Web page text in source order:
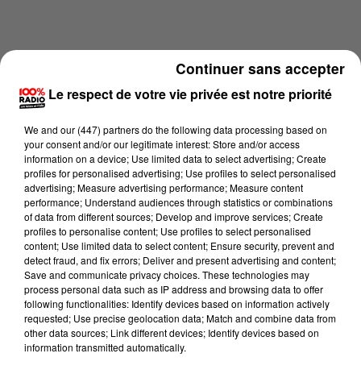
Lecture (4 min 13 sec)
100%
100% Radio les infos du Comminges
Le respect de votre vie privée est notre priorité
We and our (447) partnersdo the following data processing based on
your consent and/or our legitimate interest: Store and/or access
information on a device; Use limited data to select advertising; Create
profiles for personalised advertising; Use profiles to select personalised
advertising; Measure advertising performance; Measure content
performance; Understand audiences through statistics or combinations
of data from different sources; Develop and improve services; Create
profiles to personalise content; Use profiles to select personalised
content; Use limited data to select content; Ensure security, prevent and
detect fraud, and fix errors; Deliver and present advertising and content;
Save and communicate privacy choices. These technologies may
process personal data such as IP address and browsing data to offer
following functionalities: Identify devices based on information actively
requested; Use precise geolocation data; Match and combine data from
other data sources; Link different devices; Identify devices based on
information transmitted automatically.
Continuer sans accepter